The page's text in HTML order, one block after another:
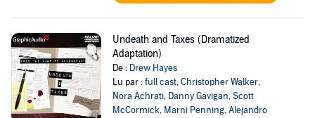
Undeath and Taxes (Dramatized
Adaptation)
De : Drew Hayes
Lu par :full cast,Christopher Walker,
Nora Achrati, Danny Gavigan,Scott
McCormick, Marni Penning,Alejandro